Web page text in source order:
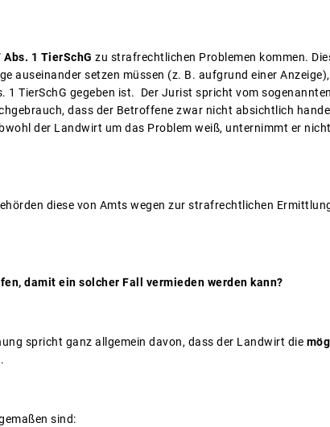
Abs. 1 TierSchG zu strafrechtlichen Problemen kommen.
auseinander setzen müssen (z. B. aufgrund einer
1 TierSchG gegeben ist. Der Jurist spricht vom sogenannten
dass der Betroffene zwar nicht absichtlich
der Landwirt um das Problem weiß, unternimmt er
diese von Amts wegen zur strafrechtlichen
damit ein solcher Fall vermieden werden kann?
spricht ganz allgemein davon, dass der Landwirt die
sind: